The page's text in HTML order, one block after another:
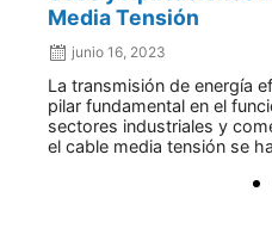
Media Tensión
junio 16, 2023
La transmisión de energía
pilar fundamental en el
sectores industriales y
el cable media tensión se